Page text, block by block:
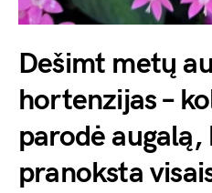
Dešimt metų
hortenzijas –
parodė augalą,
pranoksta